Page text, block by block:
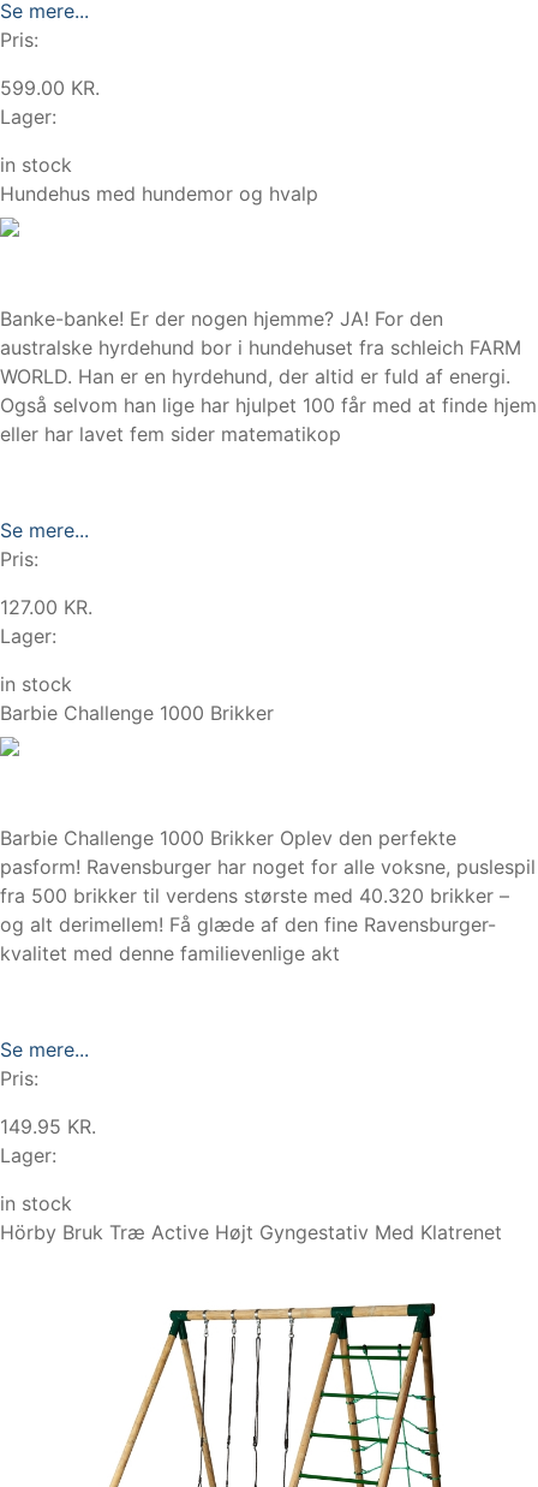
Se mere...
Pris:
599.00 KR.
Lager:
in stock
Hundehus med hundemor og hvalp
Banke-banke! Er der nogen hjemme? JA! For den
australske hyrdehund bor i hundehuset fra schleich FARM
WORLD. Han er en hyrdehund, der altid er fuld af energi.
Også selvom han lige har hjulpet 100 får med at finde hjem
eller har lavet fem sider matematikop
Se mere...
Pris:
127.00 KR.
Lager:
in stock
Barbie Challenge 1000 Brikker
Barbie Challenge 1000 Brikker Oplev den perfekte
pasform! Ravensburger har noget for alle voksne, puslespil
fra 500 brikker til verdens største med 40.320 brikker –
og alt derimellem! Få glæde af den fine Ravensburger-
kvalitet med denne familievenlige akt
Se mere...
Pris:
149.95 KR.
Lager:
in stock
Hörby Bruk Træ Active Højt Gyngestativ Med Klatrenet